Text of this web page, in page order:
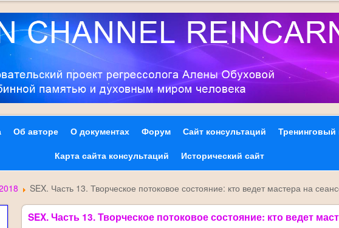
Об авторе О документах Форум Сайт консультаций Тренинговый
Карта сайта консультаций
Исторический сайт
SEX. Часть 13. Творческое потоковое состояние: кто ведет мастера на
SEX. Часть 13. Творческое потоковое состояние: кто ведет